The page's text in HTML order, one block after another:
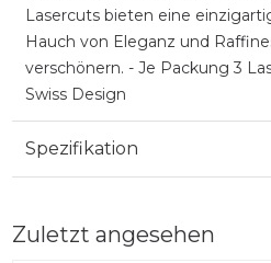
Lasercuts bieten eine
Hauch von Eleganz und
verschönern. - Je Packung 3
Swiss Design
Spezifikation
Zuletzt angesehen